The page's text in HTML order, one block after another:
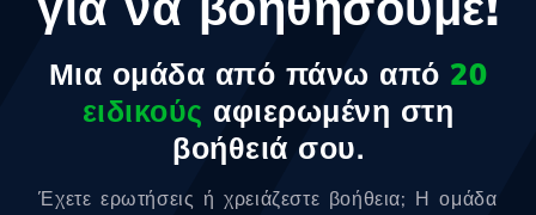
Μια ομάδα από πάνω από 20
ειδικούς αφιερωμένη στη
βοήθειά σου.
Έχετε ερωτήσεις ή χρειάζεστε βοήθεια; Η ομάδα